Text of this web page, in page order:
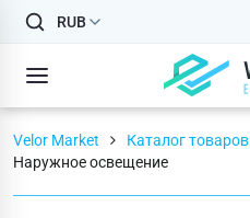
RUB
Velor Market Каталог товаров
Наружное освещение